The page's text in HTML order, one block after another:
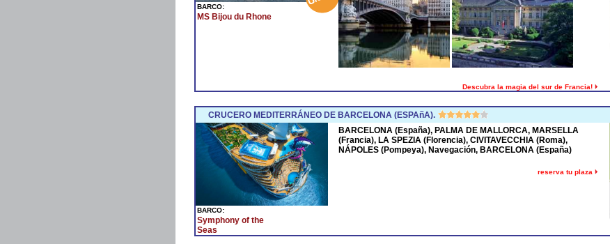
BARCO:
MS Bijou du Rhone
Descubra la magia del sur de Francia!
CRUCERO MEDITERRÁNEO DE BARCELONA (ESPAñA).
BARCO:
Symphony of the
Seas
BARCELONA (España), PALMA DE MALLORCA, MARSELLA
(Francia), LA SPEZIA (Florencia), CIVITAVECCHIA (Roma),
NÁPOLES (Pompeya), Navegación, BARCELONA (España)
reserva tu plaza